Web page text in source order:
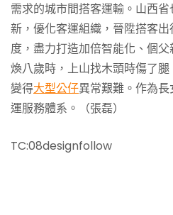
需求的城市間搭客運輸。山西
新，優化客運組織，晉陞搭客出
度，盡力打造加倍智能化、個
煥八歲時，上山找木頭時傷了
變得大型公仔異常艱難。作為
運服務體系。（張磊）
TC:08designfollow